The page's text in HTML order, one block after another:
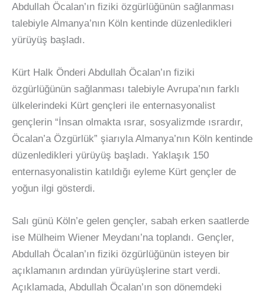
Abdullah Öcalan’ın fiziki özgürlüğünün sağlanması
talebiyle Almanya’nın Köln kentinde düzenledikleri
yürüyüş başladı.
Kürt Halk Önderi Abdullah Öcalan’ın fiziki
özgürlüğünün sağlanması talebiyle Avrupa’nın farklı
ülkelerindeki Kürt gençleri ile enternasyonalist
gençlerin “İnsan olmakta ısrar, sosyalizmde ısrardır,
Öcalan’a Özgürlük” şiarıyla Almanya’nın Köln kentinde
düzenledikleri yürüyüş başladı. Yaklaşık 150
enternasyonalistin katıldığı eyleme Kürt gençler de
yoğun ilgi gösterdi.
Salı günü Köln’e gelen gençler, sabah erken saatlerde
ise Mülheim Wiener Meydanı’na toplandı. Gençler,
Abdullah Öcalan’ın fiziki özgürlüğünün isteyen bir
açıklamanın ardından yürüyüşlerine start verdi.
Açıklamada, Abdullah Öcalan’ın son dönemdeki